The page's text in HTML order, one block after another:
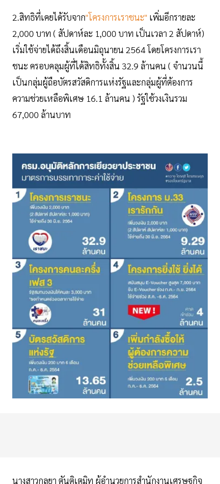
2.สิทธิที่เคยได้รับจาก"โครงการเราชนะ" เพิ่มอีกรายละ
2,000 บาท ( สัปดาห์ละ 1,000 บาท เป็นเวลา 2 สัปดาห์)
เริ่มใช้จ่ายได้ถึงสิ้นเดือนมิถุนายน 2564 โดยโครงการเรา
ชนะ ครอบคลุมผู้ที่ได้สิทธิทั้งสิ้น 32.9 ล้านคน ( จำนวนนี้
เป็นกลุ่มผู้ถือบัตรสวัสดิการแห่งรัฐและกลุ่มผู้ที่ต้องการ
ความช่วยเหลือพิเศษ 16.1 ล้านคน ) รัฐใช้วงเงินรวม
67,000 ล้านบาท
นางสาวกุลยา ตันติเตมิท ผู้อำนวยการสำนักงานเศรษฐกิจ